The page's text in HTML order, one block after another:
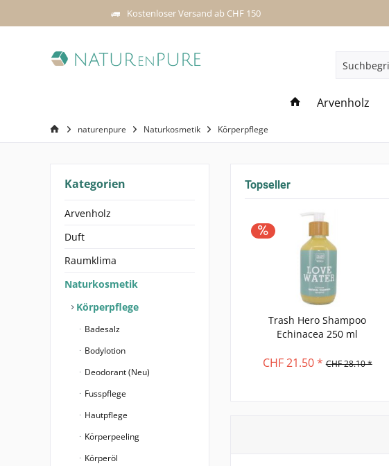
Kostenloser Versand ab CHF 150
Arvenholz
naturenpure Naturkosmetik Körperpflege
Kategorien
Arvenholz
Duft
Raumklima
Naturkosmetik
Körperpflege
Badesalz
Bodylotion
Deodorant (Neu)
Fusspflege
Hautpflege
Körperpeeling
Körperöl
Topseller
Trash Hero Shampoo
Echinacea 250 ml
CHF 21.50 * CHF 28.10 *